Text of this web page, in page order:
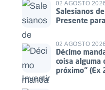
02 AGOSTO 2026
Salesianos
Presente
02 AGOSTO 2026
Décimo
coisa alguma
próximo” (Ex